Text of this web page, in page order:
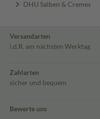
DHU Salben & Cremes
Versandarten
i.d.R. am nächsten Werktag
Zahlarten
sicher und bequem
Bewerte uns